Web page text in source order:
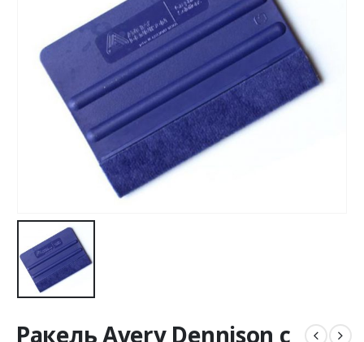
Ракель Avery Dennison с